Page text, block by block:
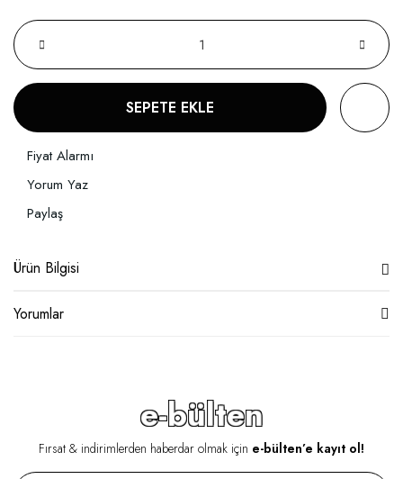
SEPETE EKLE
Fiyat Alarmı
Yorum Yaz
Paylaş
Ürün Bilgisi
Yorumlar
e-bülten
Fırsat & indirimlerden haberdar olmak için e-bülten’e kayıt ol!